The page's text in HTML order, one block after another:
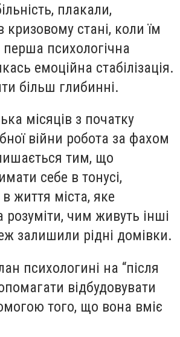
плакали,
кризовому стані, коли їм
перша психологічна
емоційна стабілізація.
більш глибинні.
місяців з початку
війни робота за фахом
тим, що
себе в тонусі,
в життя міста, яке
розуміти, чим живуть інші
залишили рідні домівки.
психологині на “після
відбудовувати
того, що вона вміє